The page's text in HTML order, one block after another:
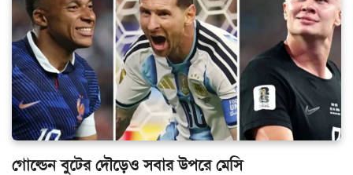
গোল্ডেন বুটের দৌড়েও সবার উপরে মেসি